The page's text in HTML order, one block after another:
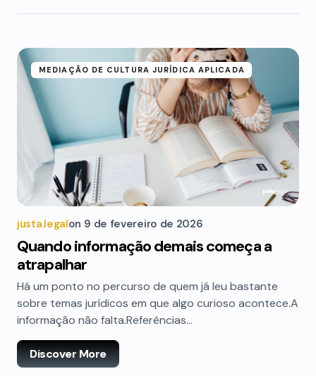
MEDIAÇÃO DE CULTURA JURÍDICA APLICADA
justa.legalon 9 de fevereiro de 2026
Quando informação demais começa a
atrapalhar
Há um ponto no percurso de quem já leu bastante
sobre temas jurídicos em que algo curioso acontece.A
informação não falta.Referências…
Discover More